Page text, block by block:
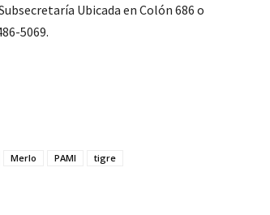
Ubicada en Colón 686 o
5069.
Merlo PAMI tigre